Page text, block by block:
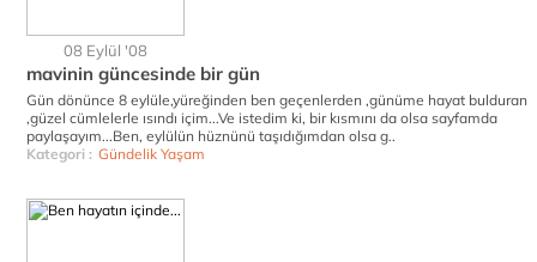
08 Eylül '08
mavinin güncesinde bir gün
Gün dönünce 8 eylüle,yüreğinden ben geçenlerden ,günüme hayat bulduran
,güzel cümlelerle ısındı içim...Ve istedim ki, bir kısmını da olsa sayfamda
paylaşayım...Ben, eylülün hüznünü taşıdığımdan olsa g..
Kategori : Gündelik Yaşam